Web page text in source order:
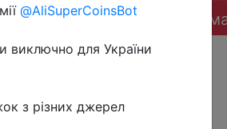
Перейти до
@AliSuperCoinsBot
виключно для України
з різних джерел